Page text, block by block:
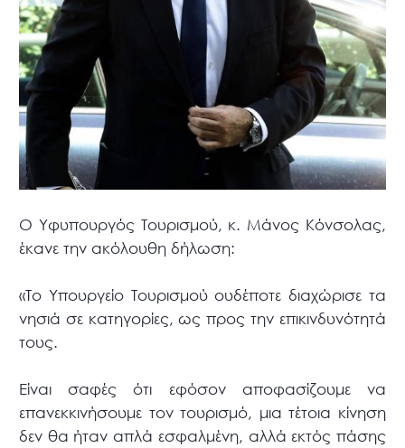
Ο Υφυπουργός Τουρισμού, κ. Μάνος Κόνσολας,
έκανε την ακόλουθη δήλωση:
«Το Υπουργείο Τουρισμού ουδέποτε διαχώρισε τα
νησιά σε κατηγορίες, ως προς την επικινδυνότητά
τους.
Είναι σαφές ότι εφόσον αποφασίζουμε να
επανεκκινήσουμε τον τουρισμό, μια τέτοια κίνηση
δεν θα ήταν απλά εσφαλμένη, αλλά εκτός πάσης